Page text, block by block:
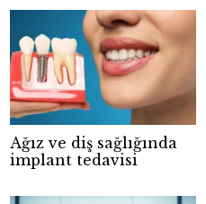
Ağız ve diş sağlığında
implant tedavisi